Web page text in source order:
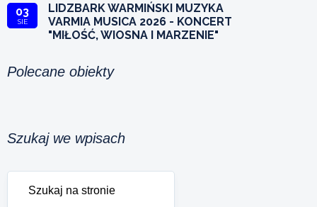
03
SIE
LIDZBARK WARMIŃSKI MUZYKA
VARMIA MUSICA 2026 - KONCERT
"MIŁOŚĆ, WIOSNA I MARZENIE"
Polecane obiekty
Szukaj we wpisach